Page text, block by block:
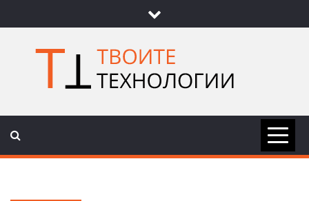
to
content
ТВОИТЕ